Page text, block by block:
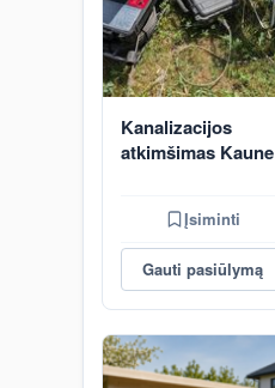
Kanalizacijos
atkimšimas Kaune
Įsiminti
Gauti pasiūlymą